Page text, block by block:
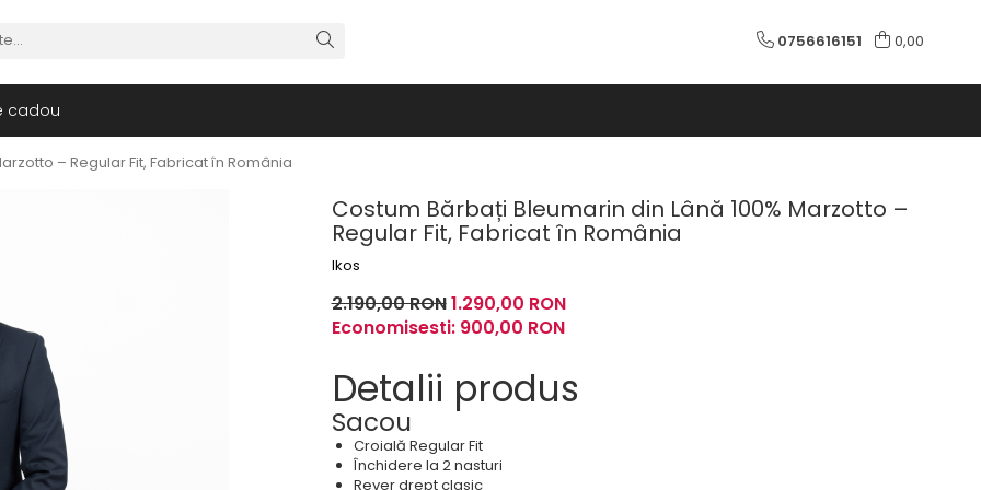
0756616151 0,00
cadou
– Regular Fit, Fabricat în România
Costum Bărbați Bleumarin din Lână 100% Marzotto –
Regular Fit, Fabricat în România
Ikos
2.190,00 RON1.290,00 RON
Economisesti: 900,00 RON
Detalii produs
Sacou
Croială Regular Fit
Închidere la 2 nasturi
Rever drept clasic